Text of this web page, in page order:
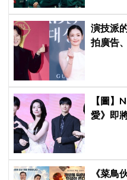
演技派
拍廣告
【圖
愛》即
《菜鳥